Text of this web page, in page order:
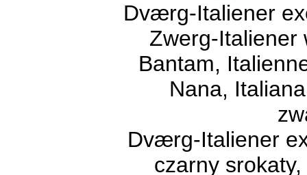
Dværg-Italiener
Zwerg-Italiener
Bantam,
Nana,
Dværg-Italiener
czarny